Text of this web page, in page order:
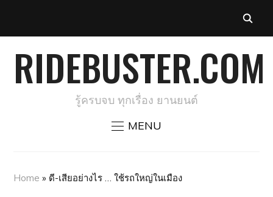
RIDEBUSTER.COM
รู้ครบจบ ทุกเรื่อง ยานยนต์
MENU
Home » ดี-เสียอย่างไร … ใช้รถใหญ่ในเมือง